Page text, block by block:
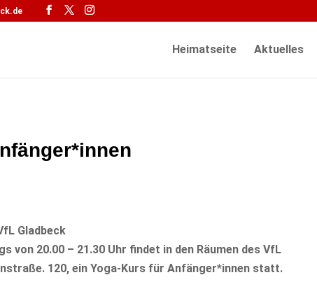
Heimatseite Aktuelles
Gladbeck
von 20.00 – 21.30 Uhr findet in den Räumen des VfL
120, ein Yoga-Kurs für Anfänger*innen statt.